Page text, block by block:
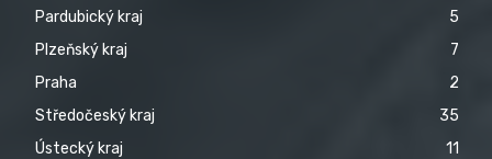
Pardubický kraj
5
Plzeňský kraj
7
Praha
2
Středočeský kraj
35
Ústecký kraj
11